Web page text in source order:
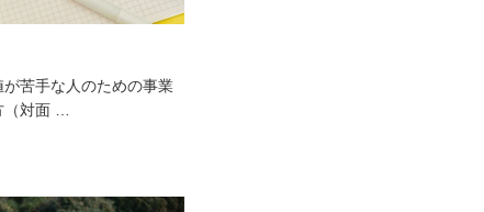
苦手な人のための事業
（対面 …